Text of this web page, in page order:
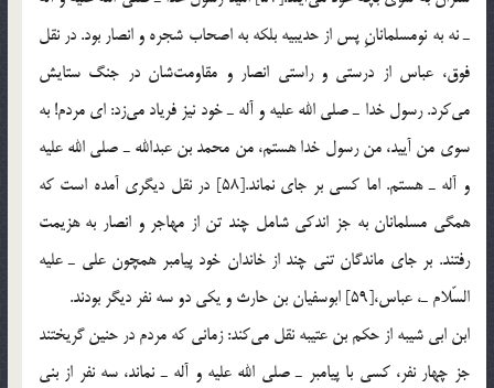
ـ نه به نومسلمانانِ پس از حدیبیه بلكه به اصحاب شجره و انصار بود. در نقل
فوق، عباس از درستی و راستی انصار و مقاومت‌شان در جنگ ستایش
می‌كرد. رسول خدا ـ صلی الله علیه و آله ـ خود نیز فریاد می‌زد: ای مردم! به
سوی من آیید، من رسول خدا هستم، من محمد بن عبدالله ـ صلی الله علیه
و آله ـ هستم. اما كسی بر جای نماند.[58] در نقل دیگری آمده است كه
همگی مسلمانان به جز اندكی شامل چند تن از مهاجر و انصار به هزیمت
رفتند. بر جای ماندگان تنی چند از خاندان خود پیامبر همچون علی ـ علیه
السّلام ـ، عباس،[59] ابوسفیان بن حارث و یكی دو سه نفر دیگر بودند.
ابن ابی شیبه از حكم بن عتیبه نقل می‌كند: زمانی كه مردم در حنین گریختند
جز چهار نفر، كسی با پیامبر ـ صلی الله علیه و آله ـ نماند، سه نفر از بنی